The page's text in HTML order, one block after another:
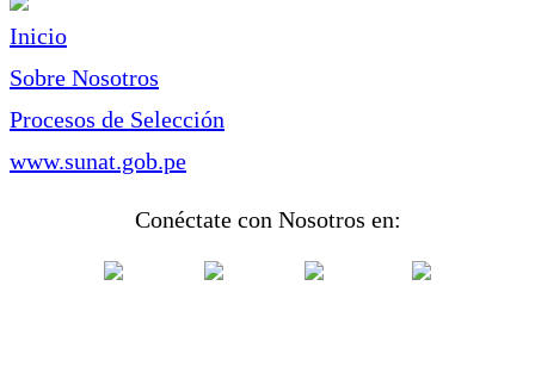
Inicio
Sobre Nosotros
Procesos de Selección
www.sunat.gob.pe
Conéctate con Nosotros en: